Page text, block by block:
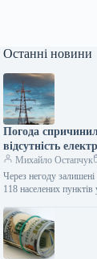
Останні новини
Погода
відсутність
118 населених
областей.
Михайло Остапчук
Через негоду залишені
118 населених пунктів